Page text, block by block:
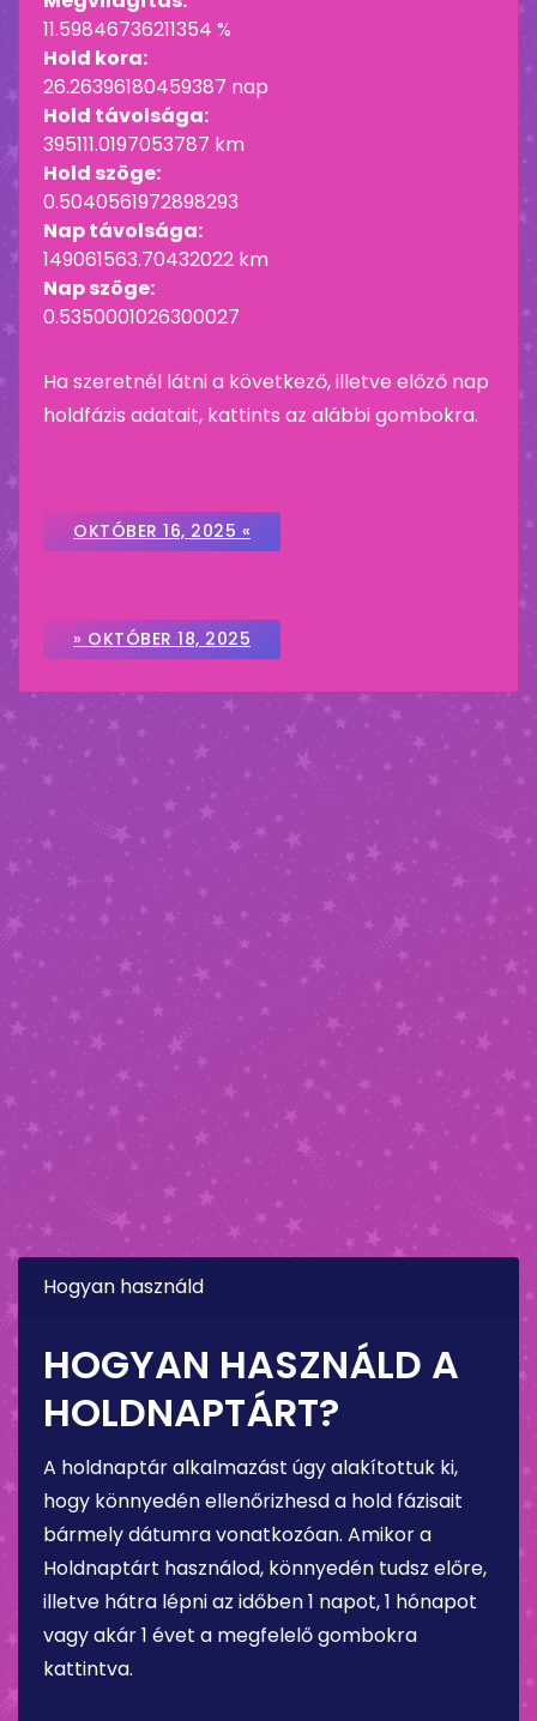
11.59846736211354 %
Hold kora:
26.26396180459387 nap
Hold távolsága:
395111.0197053787 km
Hold szöge:
0.5040561972898293
Nap távolsága:
149061563.70432022 km
Nap szöge:
0.5350001026300027
Ha szeretnél látni a következő, illetve előző nap
holdfázis adatait, kattints az alábbi gombokra.
OKTÓBER 16, 2025 «
» OKTÓBER 18, 2025
Hogyan használd
HOGYAN HASZNÁLD A
HOLDNAPTÁRT?
A holdnaptár alkalmazást úgy alakítottuk ki,
hogy könnyedén ellenőrizhesd a hold fázisait
bármely dátumra vonatkozóan. Amikor a
Holdnaptárt használod, könnyedén tudsz előre,
illetve hátra lépni az időben 1 napot, 1 hónapot
vagy akár 1 évet a megfelelő gombokra
kattintva.